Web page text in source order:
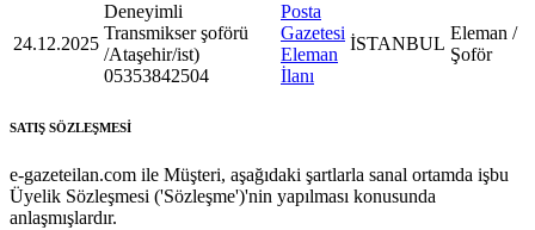
24.12.2025
Deneyimli
Transmikser şoförü
/Ataşehir/ist)
05353842504
Posta
Gazetesi
Eleman
İlanı
İSTANBUL
Eleman /
Şoför
SATIŞ SÖZLEŞMESİ
e-gazeteilan.com ile Müşteri, aşağıdaki şartlarla sanal ortamda işbu
Üyelik Sözleşmesi ('Sözleşme')'nin yapılması konusunda
anlaşmışlardır.